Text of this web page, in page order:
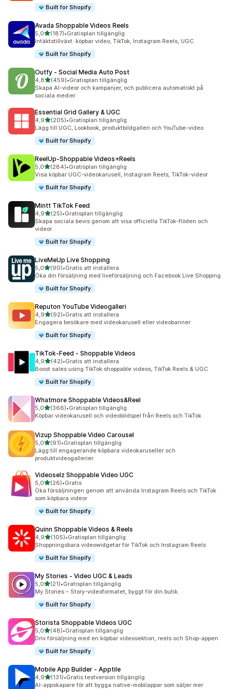
Built for Shopify
Avada Shoppable Videos Reels
5,0av 5 stjärnor
(187)
187 recensioner totalt
•Gratisplan tillgänglig
Intäktstillväxt: köpbar video, TikTok, Instagram Reels, UGC
Built for Shopify
Outfy ‑ Social Media Auto Post
4,8av 5 stjärnor
(459)
459 recensioner totalt
•Gratisplan tillgänglig
Skapa AI-videor och kampanjer, och publicera automatiskt på
sociala medier
Essential Grid Gallery & UGC
4,9av 5 stjärnor
(205)
205 recensioner totalt
•Gratisplan tillgänglig
Lägg till UGC, Lookbook, produktbildgalleri och YouTube-video.
Built for Shopify
ReelUp‑Shoppable Videos+Reels
5,0av 5 stjärnor
(284)
284 recensioner totalt
•Gratisplan tillgänglig
Visa köpbar UGC-videokarusell, Instagram Reels, TikTok-videor
Built for Shopify
Mintt TikTok Feed
4,9av 5 stjärnor
(25)
25 recensioner totalt
•Gratisplan tillgänglig
Skapa sociala bevis genom att visa officiella TikTok-flöden och
videor.
Built for Shopify
LiveMeUp Live Shopping
5,0av 5 stjärnor
(90)
90 recensioner totalt
•Gratis att installera
Öka din försäljning med liveförsäljning och Facebook Live Shopping
Built for Shopify
Reputon YouTube Videogalleri
4,9av 5 stjärnor
(92)
92 recensioner totalt
•Gratis att installera
Engagera besökare med videokarusell eller videobanner
Built for Shopify
TikTok‑Feed ‑ Shoppable Videos
4,9av 5 stjärnor
(42)
42 recensioner totalt
•Gratis att installera
Boost sales using TikTok shoppable videos, TikTok Reels & UGC
Built for Shopify
Whatmore Shoppable Videos&Reel
5,0av 5 stjärnor
(366)
366 recensioner totalt
•Gratisplan tillgänglig
Köpbar videokarusell och videobildspel från Reels och TikTok
Vizup Shoppable Video Carousel
5,0av 5 stjärnor
(91)
91 recensioner totalt
•Gratisplan tillgänglig
Lägg till engagerande köpbara videokaruseller och
produktvideogallerier
Videoselz Shoppable Video UGC
5,0av 5 stjärnor
(26)
26 recensioner totalt
•Gratis
Öka försäljningen genom att använda Instagram Reels och TikTok
som köpbara videor
Built for Shopify
Quinn Shoppable Videos & Reels
4,9av 5 stjärnor
(105)
105 recensioner totalt
•Gratisplan tillgänglig
Shoppningsbara videowidgetar för TikTok och Instagram Reels
Built for Shopify
My Stories ‑ Video UGC & Leads
5,0av 5 stjärnor
(21)
21 recensioner totalt
•Gratisplan tillgänglig
My Stories – Story-videoformatet, byggt för din butik.
Built for Shopify
Storista Shoppable Videos UGC
5,0av 5 stjärnor
(48)
48 recensioner totalt
•Gratisplan tillgänglig
Driv försäljning med en köpbar videosektion, reels och Shop-appen
Built for Shopify
Mobile App Builder ‑ Apptile
4,9av 5 stjärnor
(131)
131 recensioner totalt
•Gratis testversion tillgänglig
AI-appskapare för att bygga native-mobilappar som säljer mer